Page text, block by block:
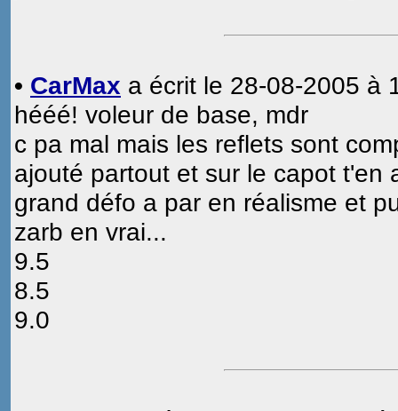
• CarMax a écrit le 28-08-2005 à
hééé! voleur de base, mdr
c pa mal mais les reflets sont
ajouté partout et sur le capot t'en
grand défo a par en réalisme et
zarb en vrai...
9.5
8.5
9.0